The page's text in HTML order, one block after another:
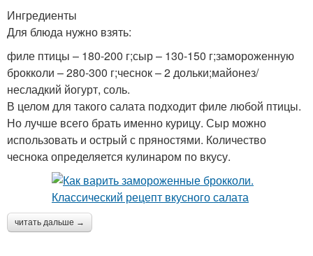
Ингредиенты
Для блюда нужно взять:
филе птицы – 180-200 г;сыр – 130-150 г;замороженную
брокколи – 280-300 г;чеснок – 2 дольки;майонез/
несладкий йогурт, соль.
В целом для такого салата подходит филе любой птицы.
Но лучше всего брать именно курицу. Сыр можно
использовать и острый с пряностями. Количество
чеснока определяется кулинаром по вкусу.
читать дальше →